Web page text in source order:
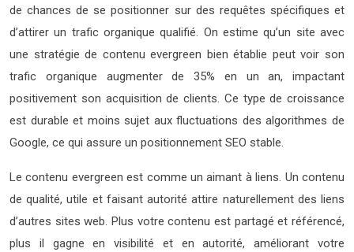
de chances de se positionner sur des requêtes spécifiques et
d’attirer un trafic organique qualifié. On estime qu’un site avec
une stratégie de contenu evergreen bien établie peut voir son
trafic organique augmenter de 35% en un an, impactant
positivement son acquisition de clients. Ce type de croissance
est durable et moins sujet aux fluctuations des algorithmes de
Google, ce qui assure un positionnement SEO stable.
Le contenu evergreen est comme un aimant à liens. Un contenu
de qualité, utile et faisant autorité attire naturellement des liens
d’autres sites web. Plus votre contenu est partagé et référencé,
plus il gagne en visibilité et en autorité, améliorant votre